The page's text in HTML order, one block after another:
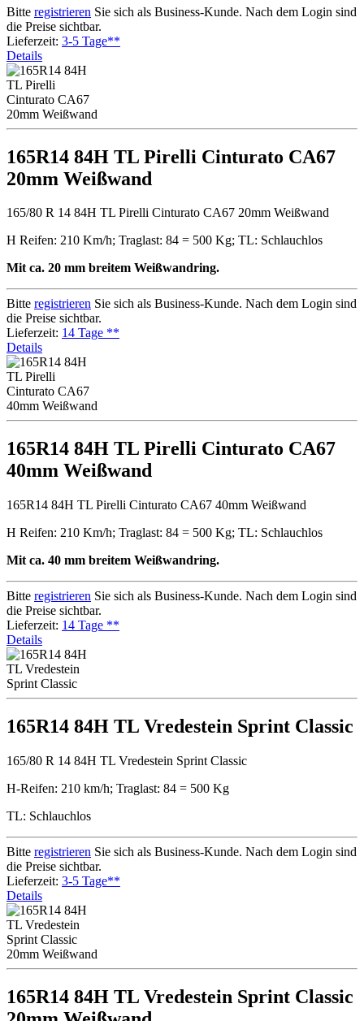
Bitte registrieren Sie sich als Business-Kunde. Nach dem Login sind
die Preise sichtbar.
Lieferzeit: 3-5 Tage**
Details
165R14 84H TL Pirelli Cinturato CA67
20mm Weißwand
165/80 R 14 84H TL Pirelli Cinturato CA67 20mm Weißwand
H Reifen: 210 Km/h; Traglast: 84 = 500 Kg; TL: Schlauchlos
Mit ca. 20 mm breitem Weißwandring.
Bitte registrieren Sie sich als Business-Kunde. Nach dem Login sind
die Preise sichtbar.
Lieferzeit: 14 Tage **
Details
165R14 84H TL Pirelli Cinturato CA67
40mm Weißwand
165R14 84H TL Pirelli Cinturato CA67 40mm Weißwand
H Reifen: 210 Km/h; Traglast: 84 = 500 Kg; TL: Schlauchlos
Mit ca. 40 mm breitem Weißwandring.
Bitte registrieren Sie sich als Business-Kunde. Nach dem Login sind
die Preise sichtbar.
Lieferzeit: 14 Tage **
Details
165R14 84H TL Vredestein Sprint Classic
165/80 R 14 84H TL Vredestein Sprint Classic
H-Reifen: 210 km/h; Traglast: 84 = 500 Kg
TL: Schlauchlos
Bitte registrieren Sie sich als Business-Kunde. Nach dem Login sind
die Preise sichtbar.
Lieferzeit: 3-5 Tage**
Details
165R14 84H TL Vredestein Sprint Classic